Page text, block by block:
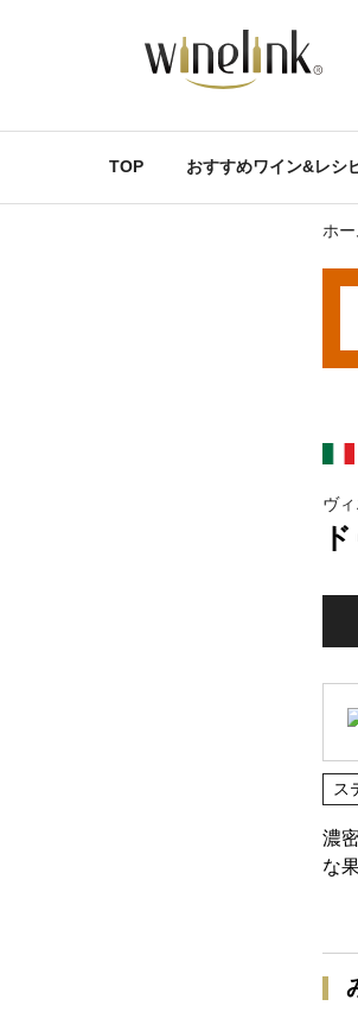
TOP おすすめワイン&レシ
ホー
ヴ
ス
濃
な